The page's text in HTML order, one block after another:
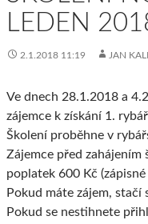
LEDEN
2.1.2018 11:19 JAN
Ve dnech 28.1.2018 a
zájemce k získání 1.
Školení proběhne v
Zájemce před zahájením
poplatek 600 Kč
Pokud máte zájem,
Pokud se nestihnete